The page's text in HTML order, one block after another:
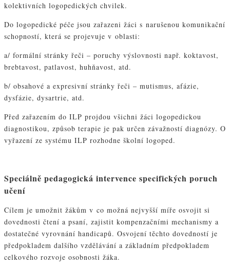
kolektivních logopedických chvilek.
Do logopedické péče jsou zařazeni žáci s narušenou komunikační
schopností, která se projevuje v oblasti:
a/ formální stránky řeči – poruchy výslovnosti např. koktavost,
brebtavost, patlavost, huhňavost, atd.
b/ obsahové a expresivní stránky řeči – mutismus, afázie,
dysfázie, dysartrie, atd.
Před zařazením do ILP projdou všichni žáci logopedickou
diagnostikou, způsob terapie je pak určen závažností diagnózy. O
vyřazení ze systému ILP rozhodne školní logoped.
Speciálně pedagogická intervence specifických poruch
učení
Cílem je umožnit žákům v co možná nejvyšší míře osvojit si
dovednosti čtení a psaní, zajistit kompenzačními mechanismy a
dostatečné vyrovnání handicapů. Osvojení těchto dovedností je
předpokladem dalšího vzdělávání a základním předpokladem
celkového rozvoje osobnosti žáka.